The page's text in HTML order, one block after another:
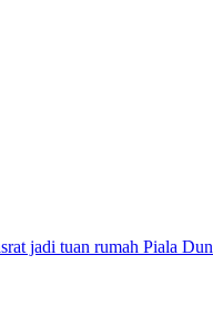
jadi tuan rumah Piala